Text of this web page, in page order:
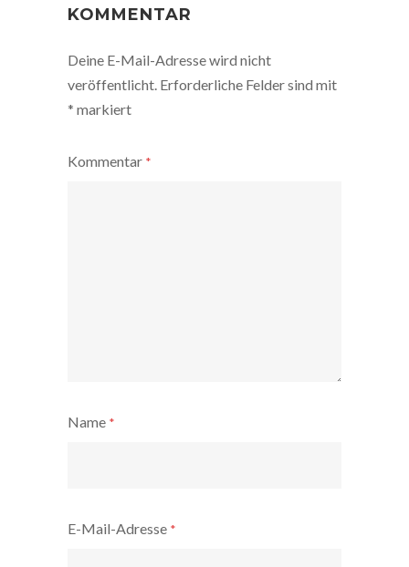
KOMMENTAR
Deine E-Mail-Adresse wird nicht
veröffentlicht. Erforderliche Felder sind mit
* markiert
Kommentar *
Name *
E-Mail-Adresse *